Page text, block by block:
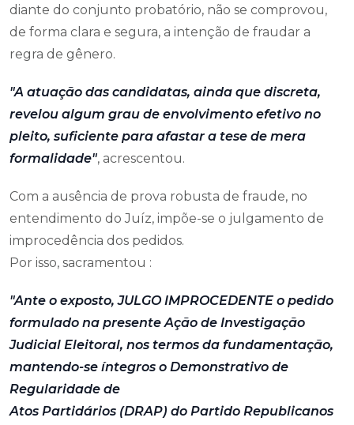
diante do conjunto probatório, não se comprovou,
de forma clara e segura, a intenção de fraudar a
regra de gênero.
"A atuação das candidatas, ainda que discreta,
revelou algum grau de envolvimento efetivo no
pleito, suficiente para afastar a tese de mera
formalidade", acrescentou.
Com a ausência de prova robusta de fraude, no
entendimento do Juíz, impõe-se o julgamento de
improcedência dos pedidos.
Por isso, sacramentou :
"Ante o exposto, JULGO IMPROCEDENTE o pedido
formulado na presente Ação de Investigação
Judicial Eleitoral, nos termos da fundamentação,
mantendo-se íntegros o Demonstrativo de
Regularidade de
Atos Partidários (DRAP) do Partido Republicanos